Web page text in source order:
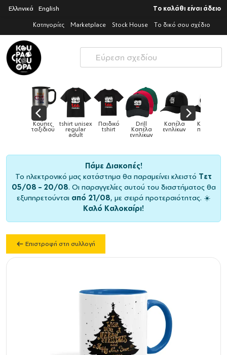
Ελληνικά English Το καλάθι είναι άδειο
Κατηγορίες Marketplace Stock House Το δικό σου σχέδιο
Παιδικό
tshirt
Drill
Καπέλα
ενηλίκων
Καπέλα
ενηλίκων
Καπέλα
παιδικά Κούπες Κούπες
ειδικές
Πάμε Διακοπές!
Το ηλεκτρονικό μας κατάστημα θα παραμείνει κλειστό Τετ
05/08 – 20/08. Οι παραγγελίες αυτού του διαστήματος θα
εξυπηρετούνται από 21/08, με σειρά προτεραιότητας. ☀️
Καλό Καλοκαίρι!
Επιστροφή στη συλλογή